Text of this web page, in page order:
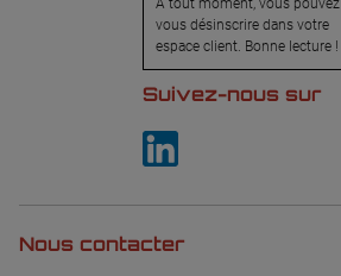
vous désinscrire dans votre
espace client. Bonne lecture !
Suivez-nous sur
Nous contacter